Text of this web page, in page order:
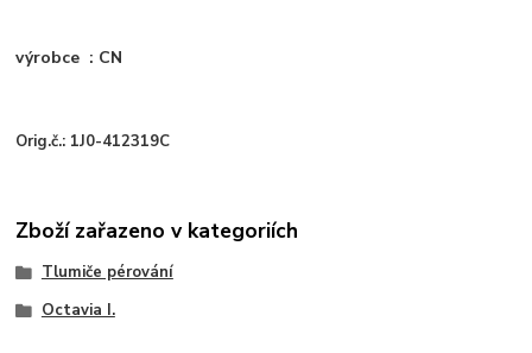
výrobce : CN
Orig.č.: 1J0-412319C
Zboží zařazeno v kategoriích
Tlumiče pérování
Octavia I.